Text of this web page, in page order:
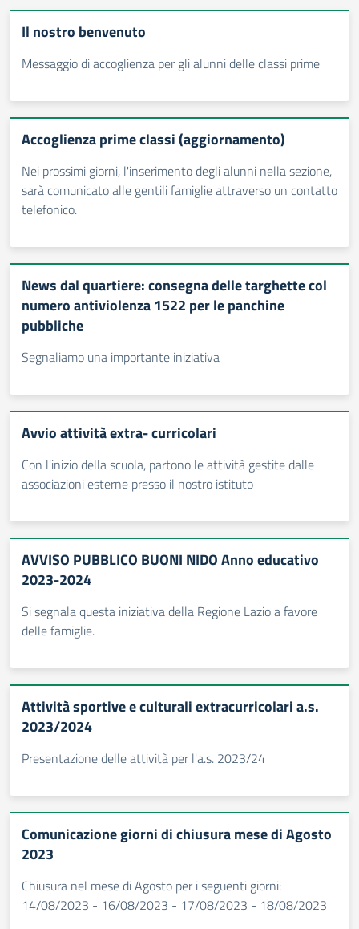
Il nostro benvenuto
Messaggio di accoglienza per gli alunni delle classi prime
Accoglienza prime classi (aggiornamento)
Nei prossimi giorni, l'inserimento degli alunni nella sezione,
sarà comunicato alle gentili famiglie attraverso un contatto
telefonico.
News dal quartiere: consegna delle targhette col
numero antiviolenza 1522 per le panchine
pubbliche
Segnaliamo una importante iniziativa
Avvio attività extra- curricolari
Con l'inizio della scuola, partono le attività gestite dalle
associazioni esterne presso il nostro istituto
AVVISO PUBBLICO BUONI NIDO Anno educativo
2023-2024
Si segnala questa iniziativa della Regione Lazio a favore
delle famiglie.
Attività sportive e culturali extracurricolari a.s.
2023/2024
Presentazione delle attività per l'a.s. 2023/24
Comunicazione giorni di chiusura mese di Agosto
2023
Chiusura nel mese di Agosto per i seguenti giorni:
14/08/2023 - 16/08/2023 - 17/08/2023 - 18/08/2023